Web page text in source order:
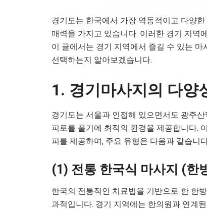
경기도는 한국에서 가장 역동적이고 다양
매력을 가지고 있습니다. 이러한 경기 지역
이 글에서는 경기 지역에서 즐길 수 있는
선택하는지 알아보겠습니다.
1. 경기마사지의 다양
경기도는 서울과 인접해 있으면서도 광주
피로를 풀기에 최적의 환경을 제공합니다.
피를 제공하며, 주요 유형은 다음과 같습니
(1) 전통 한국식 마사지 (한
한국의 전통적인 치료법을 기반으로 한 한
과적입니다. 경기 지역에는 한의원과 연계